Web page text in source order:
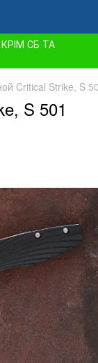
СБ ТА
Critical Strike, S
S 501